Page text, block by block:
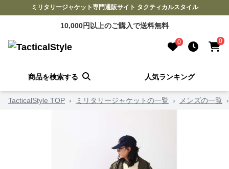
ミリタリージャケット専門通販サイト タクティカルスタイル
10,000円以上のご購入で送料無料
0 0
商品を検索する 人気ランキング
TacticalStyle TOP › ミリタリージャケットの一覧 › メンズの一覧 ›